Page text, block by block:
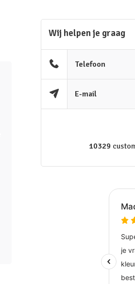
Wij helpen je graag
Telefoon
E-mail
10329